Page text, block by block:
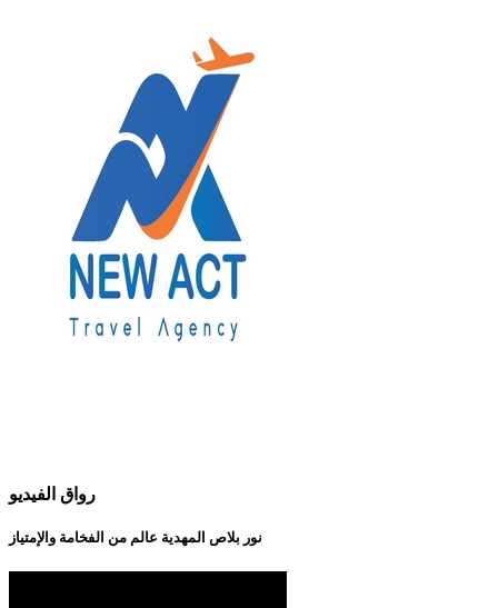
رواق الفيديو
نور بلاص المهدية عالم من الفخامة والإمتياز